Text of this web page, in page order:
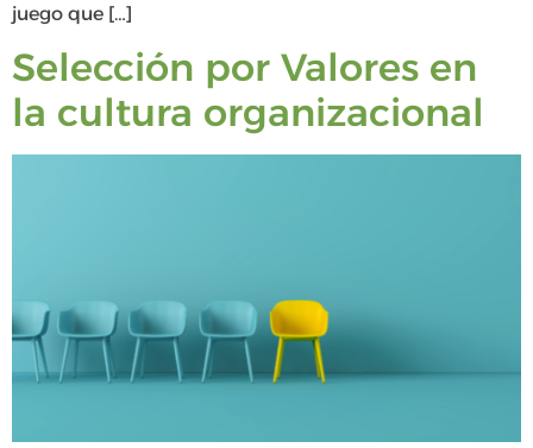
juego que […]
Selección por Valores en
la cultura organizacional